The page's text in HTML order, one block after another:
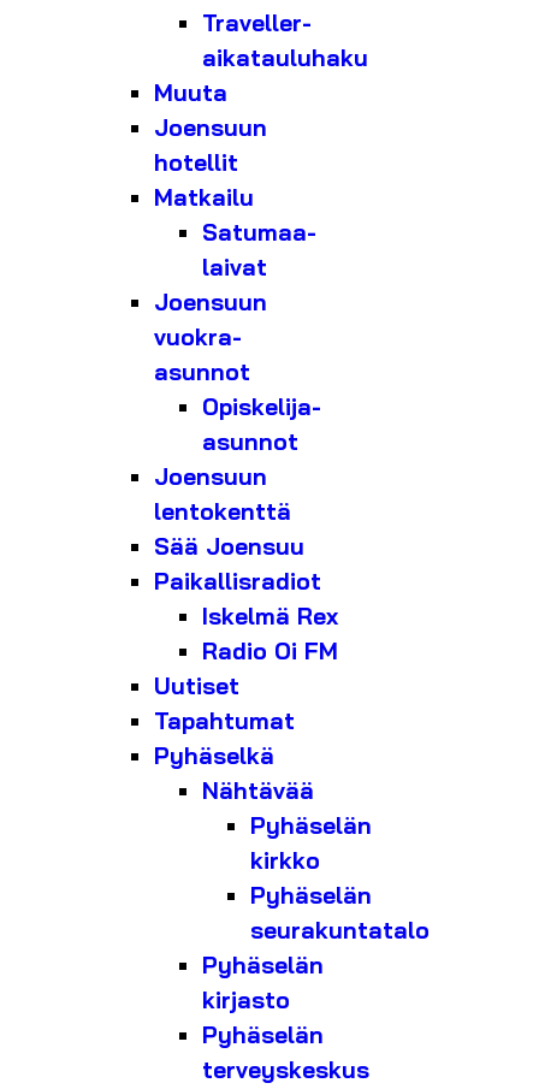
Traveller-
aikatauluhaku
Muuta
Joensuun
hotellit
Matkailu
Satumaa-
laivat
Joensuun
vuokra-
asunnot
Opiskelija-
asunnot
Joensuun
lentokenttä
Sää Joensuu
Paikallisradiot
Iskelmä Rex
Radio Oi FM
Uutiset
Tapahtumat
Pyhäselkä
Nähtävää
Pyhäselän
kirkko
Pyhäselän
seurakuntatalo
Pyhäselän
kirjasto
Pyhäselän
terveyskeskus